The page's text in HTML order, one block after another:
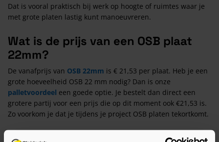
Dat is vooral praktisch bij werk op hoogte of ruimtes waar je
met grote platen lastig kunt manoeuvreren.
Wat is de prijs van een OSB plaat
22mm?
De vanafprijs van OSB 22mm is € 21,53 per plaat. Heb je een
grote hoeveelheid OSB 22 mm nodig? Dan is onze
palletvoordeel een goede optie. Je bestelt dan direct een
grotere partij voor een prijs die op dit moment ook €21,53 is.
Zo voorkom je dat je tijdens je project OSB platen tekortkomt.
Waar let je op bij het verwerken van